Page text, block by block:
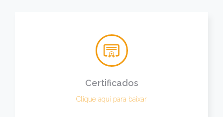
Certificados
Clique aqui para baixar